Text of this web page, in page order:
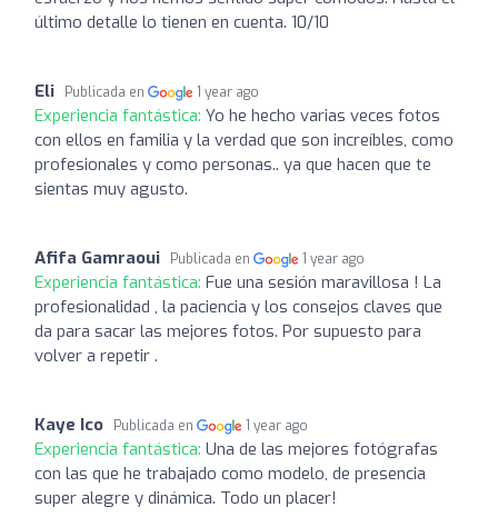
último detalle lo tienen en cuenta. 10/10
Eli Publicada en 1 year ago
Experiencia fantástica: Yo he hecho varias veces fotos
con ellos en familia y la verdad que son increíbles, como
profesionales y como personas.. ya que hacen que te
sientas muy agusto.
Afifa Gamraoui Publicada en 1 year ago
Experiencia fantástica: Fue una sesión maravillosa ! La
profesionalidad , la paciencia y los consejos claves que
da para sacar las mejores fotos. Por supuesto para
volver a repetir .
Kaye Ico Publicada en 1 year ago
Experiencia fantástica: Una de las mejores fotógrafas
con las que he trabajado como modelo, de presencia
super alegre y dinámica. Todo un placer!